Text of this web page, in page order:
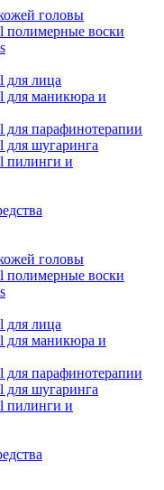
головы
полимерные воски
для лица
для маникюра и
парафинотерапии
для шугаринга
пилинги и
головы
полимерные воски
для лица
для маникюра и
парафинотерапии
для шугаринга
пилинги и